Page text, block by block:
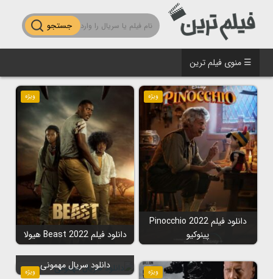
جستجو
☰ منوی فیلم ترین
ویژه
دانلود فیلم Pinocchio 2022
پینوکیو
ویژه
دانلود فیلم Beast 2022 هیولا
ویژه ویژه
دانلود سریال مهمونی